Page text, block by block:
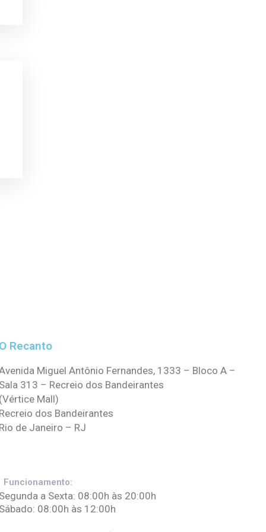
Recanto
Miguel Antônio Fernandes, 1333 – Bloco A –
313 – Recreio dos Bandeirantes
Mall)
dos Bandeirantes
de Janeiro – RJ
Funcionamento:
a Sexta: 08:00h às 20:00h
08:00h às 12:00h